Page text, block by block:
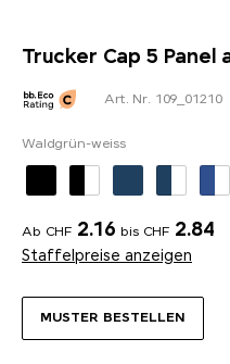
Trucker Cap 5 Panel
MUSTER BESTELLEN
Art. Nr. 109_01210
Waldgrün-weiss
Ab CHF 2.16 bis CHF 2.84
Staffelpreise anzeigen